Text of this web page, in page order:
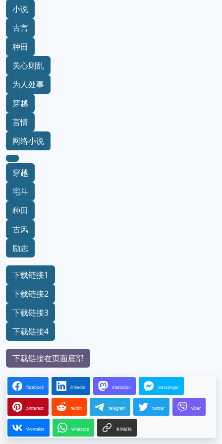
小说
古言
种田
关心则乱
为人处事
穿越
言情
网络小说
穿越
宅斗
种田
古风
励志
下载链接1
下载链接2
下载链接3
下载链接4
下载链接在页面底部
facebook linkedin mastodon messenger
pinterest reddit telegram twitter viber
vkontakte whatsapp 复制链接